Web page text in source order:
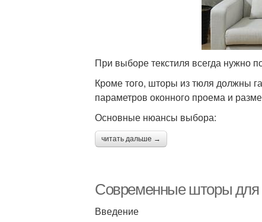
При выборе текстиля всегда нужно
Кроме того, шторы из тюля должны
параметров оконного проема и
Основные нюансы выбора:
читать дальше →
Современные шторы для
Введение